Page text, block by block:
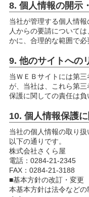
8. 個人情報の開示
当社が管理する個人情
人からの要請について
かに、合理的な範囲で必
9. 他のサイトへの
当ＷＥＢサイトには第
が、当社は、これら第
保護に関しての責任は負
10. 個人情報保護
当社の個人情報の取り扱
以下の通りです。
株式会社さくら屋
電話：0284-21-2345
FAX：0284-21-3188
■基本方針の改訂・変更
本基本方針は法令など